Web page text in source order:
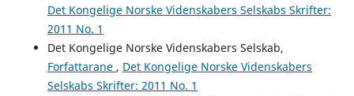
Det Kongelige Norske Videnskabers Selskabs Skrifter:
2011 No. 1
Det Kongelige Norske Videnskabers Selskab,
Forfattarane , Det Kongelige Norske Videnskabers
Selskabs Skrifter: 2011 No. 1